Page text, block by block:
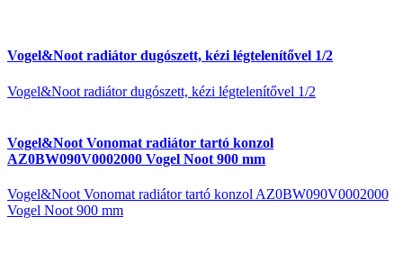
Vogel&Noot radiátor dugószett, kézi légtelenítővel 1/2
Vogel&Noot radiátor dugószett, kézi légtelenítővel 1/2
Vogel&Noot Vonomat radiátor tartó konzol
AZ0BW090V0002000 Vogel Noot 900 mm
Vogel&Noot Vonomat radiátor tartó konzol AZ0BW090V0002000
Vogel Noot 900 mm